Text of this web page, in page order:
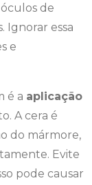
de
Ignorar essa
e
é a aplicação
A cera é
do mármore,
Evite
pode causar